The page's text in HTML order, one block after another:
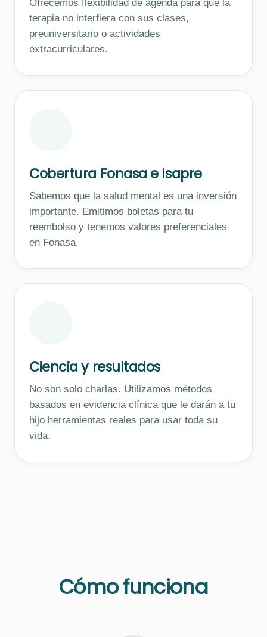
Ofrecemos flexibilidad de agenda para que la
terapia no interfiera con sus clases,
preuniversitario o actividades
extracurriculares.
Cobertura Fonasa e Isapre
Sabemos que la salud mental es una inversión
importante. Emitimos boletas para tu
reembolso y tenemos valores preferenciales
en Fonasa.
Ciencia y resultados
No son solo charlas. Utilizamos métodos
basados en evidencia clínica que le darán a tu
hijo herramientas reales para usar toda su
vida.
Cómo funciona